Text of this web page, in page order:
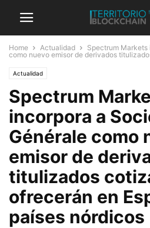
Home Actualidad
Spectrum
como nuevo emisor de derivados
Actualidad
Spectrum
incorpora a
Générale como
emisor de
titulizados
ofrecerán en
países nórdicos